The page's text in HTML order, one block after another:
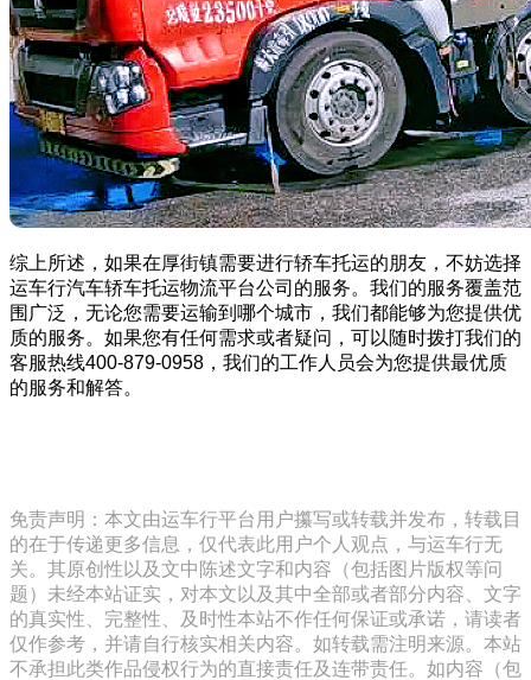
综上所述，如果在厚街镇需要进行轿车托运的朋友，不妨选择
运车行汽车轿车托运物流平台公司的服务。我们的服务覆盖范
围广泛，无论您需要运输到哪个城市，我们都能够为您提供优
质的服务。如果您有任何需求或者疑问，可以随时拨打我们的
客服热线400-879-0958，我们的工作人员会为您提供最优质
的服务和解答。
免责声明：本文由运车行平台用户攥写或转载并发布，转载目
的在于传递更多信息，仅代表此用户个人观点，与运车行无
关。其原创性以及文中陈述文字和内容（包括图片版权等问
题）未经本站证实，对本文以及其中全部或者部分内容、文字
的真实性、完整性、及时性本站不作任何保证或承诺，请读者
仅作参考，并请自行核实相关内容。如转载需注明来源。本站
不承担此类作品侵权行为的直接责任及连带责任。如内容（包